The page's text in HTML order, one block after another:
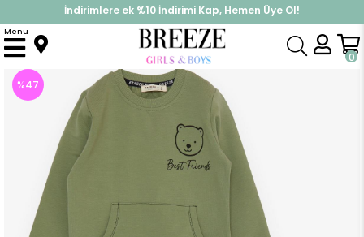
%30 Sepette Yaz İndirimi, Hemen Al!
İndirimlere ek %10 İndirimi Kap, Hemen Üye Ol!
0
Menu
Anasayfa Takımlar Eşofman Takım Erkek Bebek Eşofman Takım Ayıcık Baskılı Mint Yeşili (1 Yaş)
%47